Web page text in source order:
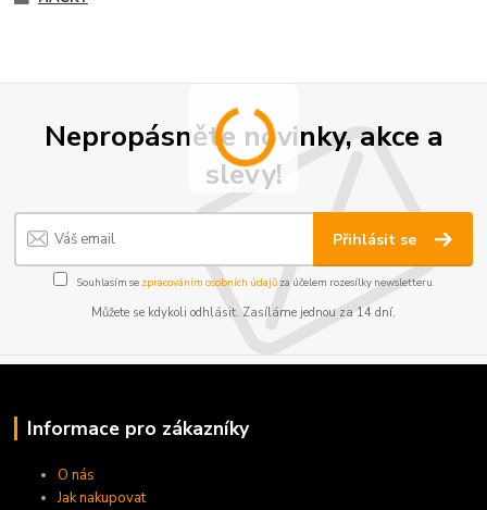
Nepropásněte novinky, akce a
slevy!
Přihlásit se
Souhlasím se zpracováním osobních údajůza účelem rozesílky newsletteru.
Můžete se kdykoli odhlásit. Zasíláme jednou za 14 dní.
Informace pro zákazníky
O nás
Jak nakupovat